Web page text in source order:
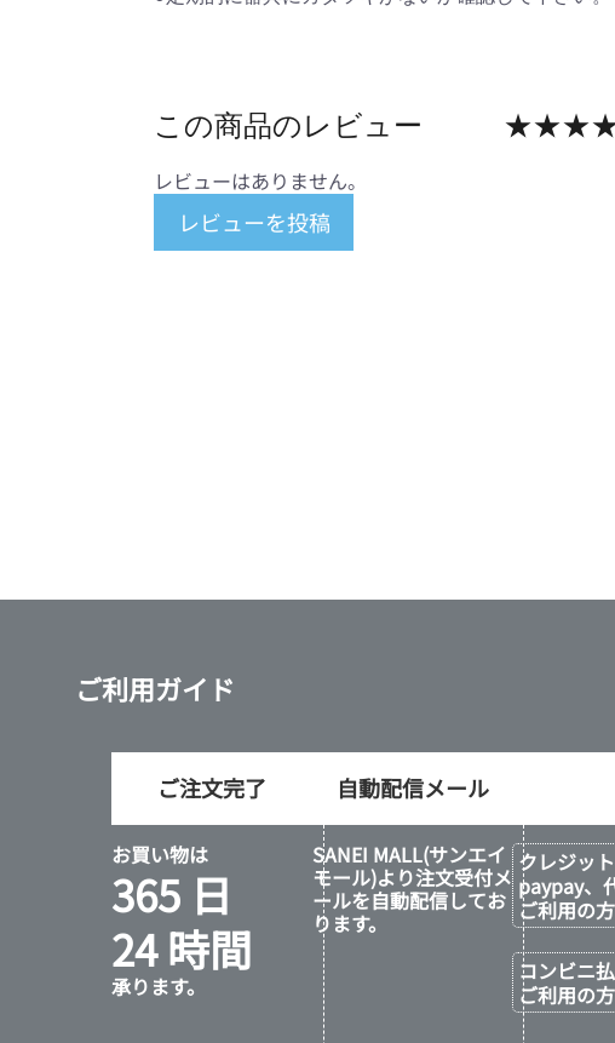
この商品のレビュー
レビューはありません。
レビューを投稿
ご利用ガイド
ご注文完了
お買い物は
365 日
24 時間
承ります。
自動配信メール
SANEI MALL(サンエイ
モール)より注文受付メ
ールを自動配信してお
ります。
クレジッ
paypay、
ご利用の方
コンビニ
ご利用の方